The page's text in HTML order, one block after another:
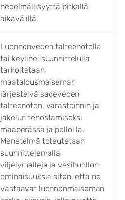
hedelmällisyyttä pitkällä
aikavälillä.
Luonnonveden talteenotolla
tai keyline-suunnittelulla
tarkoitetaan
maatalousmaiseman
järjestelyä sadeveden
talteenoton, varastoinnin ja
jakelun tehostamiseksi
maaperässä ja pelloilla.
Menetelmä toteutetaan
suunnittelemalla
viljelymalleja ja vesihuollon
ominaisuuksia siten, että ne
vastaavat luonnonmaiseman